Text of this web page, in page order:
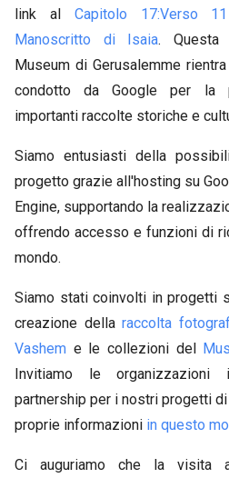
link al Capitolo 17:Verso 11
Manoscritto di Isaia. Questa
Museum di Gerusalemme
condotto da Google per la
importanti raccolte storiche e
Siamo entusiasti della
progetto grazie all'hosting su
Engine, supportando la
offrendo accesso e funzioni di
mondo.
Siamo stati coinvolti in progetti
creazione della raccolta
Vashem e le collezioni del
Invitiamo le organizzazioni
partnership per i nostri progetti
proprie informazioni in questo
Ci auguriamo che la visita